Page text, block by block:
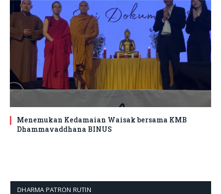
Menemukan Kedamaian Waisak bersama KMB
Dhammavaddhana BINUS
DHARMA PATRON RUTIN